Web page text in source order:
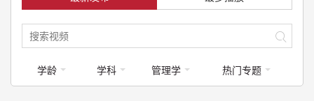
学龄 学科 管理学 热门专题